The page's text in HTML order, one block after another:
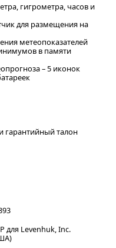
гигрометра, часов и
для размещения на
метеопоказателей
в памяти
– 5 иконок
гарантийный талон
для Levenhuk, Inc.